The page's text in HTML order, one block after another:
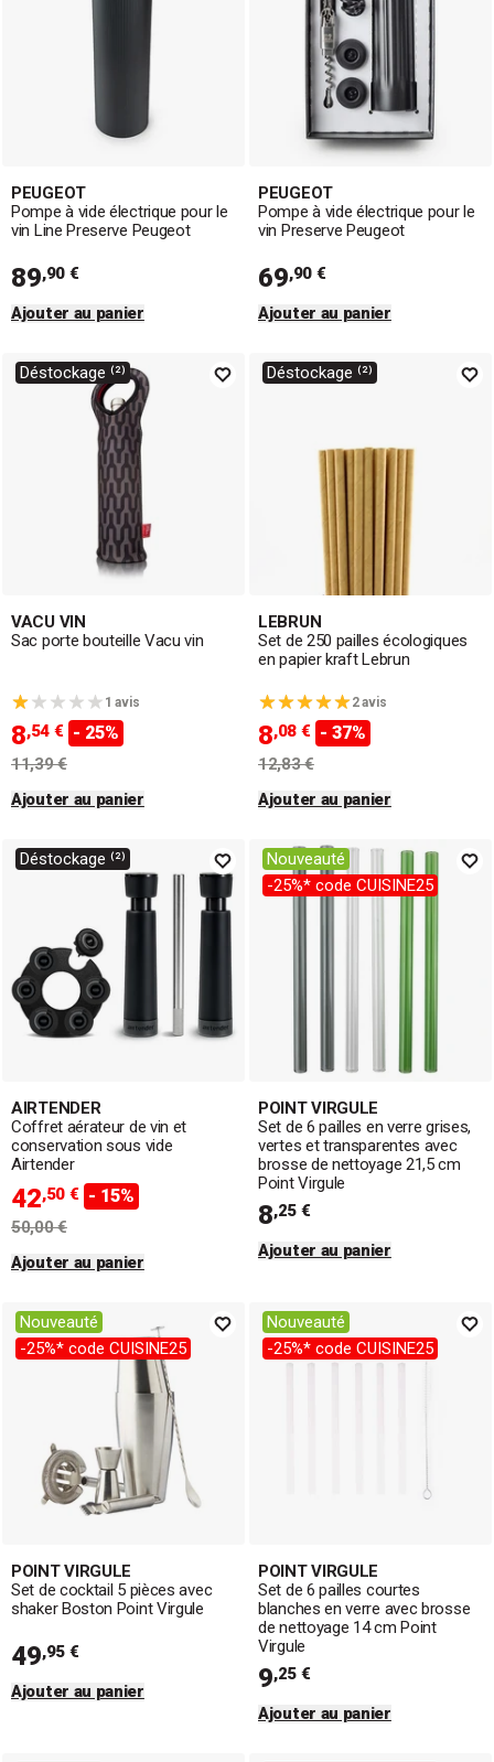
PEUGEOT
Pompe à vide électrique pour le
vin Line Preserve Peugeot
89,90 €
Ajouter au panier
PEUGEOT
Pompe à vide électrique pour le
vin Preserve Peugeot
69,90 €
Ajouter au panier
Déstockage ⁽²⁾
VACU VIN
Sac porte bouteille Vacu vin
1 avis
8,54 € - 25%
11,39 €
Ajouter au panier
Déstockage ⁽²⁾
LEBRUN
Set de 250 pailles écologiques
en papier kraft Lebrun
2 avis
8,08 € - 37%
12,83 €
Ajouter au panier
Déstockage ⁽²⁾
AIRTENDER
Coffret aérateur de vin et
conservation sous vide
Airtender
42,50 € - 15%
50,00 €
Ajouter au panier
Nouveauté
-25%* code CUISINE25
POINT VIRGULE
Set de 6 pailles en verre grises,
vertes et transparentes avec
brosse de nettoyage 21,5 cm
Point Virgule
8,25 €
Ajouter au panier
Nouveauté
-25%* code CUISINE25
POINT VIRGULE
Set de cocktail 5 pièces avec
shaker Boston Point Virgule
49,95 €
Ajouter au panier
Nouveauté
-25%* code CUISINE25
POINT VIRGULE
Set de 6 pailles courtes
blanches en verre avec brosse
de nettoyage 14 cm Point
Virgule
9,25 €
Ajouter au panier